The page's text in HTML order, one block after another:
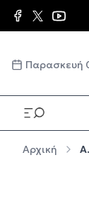
Παράκαμψη
Παρασκευή
Αρχική